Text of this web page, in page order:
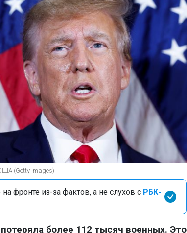
(Getty Images)
фронте из-за фактов, а не слухов с РБК-
более 112 тысяч военных. Это